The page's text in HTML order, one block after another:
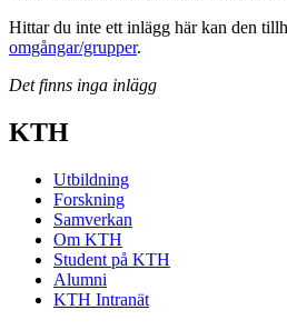
Hittar du inte ett inlägg här kan den
omgångar/grupper.
Det finns inga inlägg
KTH
Utbildning
Forskning
Samverkan
Om KTH
Student på KTH
Alumni
KTH Intranät